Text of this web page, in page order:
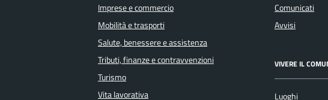
Imprese e commercio
Mobilità e trasporti
Salute, benessere e assistenza
Tributi, finanze e contravvenzioni
Turismo
Vita lavorativa
Comunicati
Avvisi
VIVERE IL
Luoghi